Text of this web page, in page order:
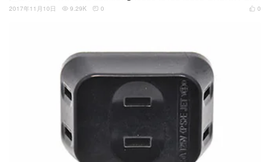
S3 S4 S5
 0
2017年11月10日  9.29K  0